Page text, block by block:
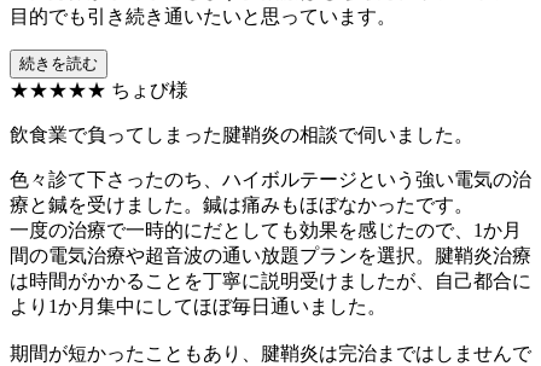
目的でも引き続き通いたいと思っています。
続きを読む
★★★★★ ちょび様
飲食業で負ってしまった腱鞘炎の相談で伺いました。
色々診て下さったのち、ハイボルテージという強い電気の治
療と鍼を受けました。鍼は痛みもほぼなかったです。
一度の治療で一時的にだとしても効果を感じたので、1か月
間の電気治療や超音波の通い放題プランを選択。腱鞘炎治療
は時間がかかることを丁寧に説明受けましたが、自己都合に
より1か月集中にしてほぼ毎日通いました。
期間が短かったこともあり、腱鞘炎は完治まではしませんで